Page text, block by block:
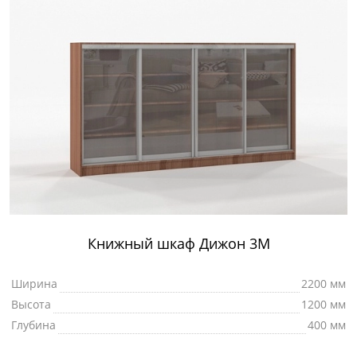
Книжный шкаф Дижон 3М
Ширина
2200 мм
Высота
1200 мм
Глубина
400 мм